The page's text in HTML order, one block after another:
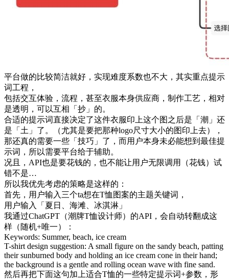
平台做的比较简洁就好，实现难度系数也不大，其实重点提示
词工程，
包括交互体验，流程，甚至衣服本身供应商，制作工艺，相对
是透明，可以互相「抄」的。
合适的提示词直接决定了这件衣服印上这个图之后是「潮」还
是「土」了。（尤其是要把那种logo尺寸大小的图印上去），
那还真的需要一些「技巧」了，而用户本身未必能想到最佳提
示词，所以需要平台给于辅助。
况且，API也是要花钱的，也不能让用户无限调用（花钱）试
错不是…
所以我优先考虑的策略是这样的：
首先，用户输入三个ta想在T恤图案的主题关键词，
用户输入「夏日、海滩、冰淇淋」
我通过ChatGPT（潮牌T恤设计师）的API，会自动转翻成这
样（随机+唯一）：
Keywords: Summer, beach, ice cream
T-shirt design suggestion: A small figure on the sandy beach, patting
their sunburned body and holding an ice cream cone in their hand;
the background is a gentle and rolling ocean wave with fine sand.
然后再把下面这句加上适合T恤的一些特定提示词+参数，形